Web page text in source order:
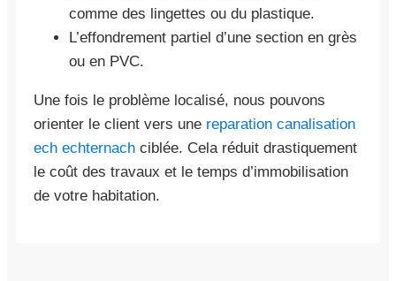
comme des lingettes ou du plastique.
L’effondrement partiel d’une section en grès
ou en PVC.
Une fois le problème localisé, nous pouvons
orienter le client vers une reparation canalisation
ech echternach ciblée. Cela réduit drastiquement
le coût des travaux et le temps d’immobilisation
de votre habitation.